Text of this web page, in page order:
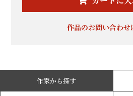
作品のお問い合わせ
作家から探す